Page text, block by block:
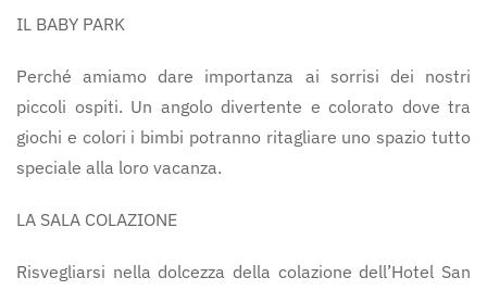
IL BABY PARK
Perché amiamo dare importanza ai sorrisi dei nostri
piccoli ospiti. Un angolo divertente e colorato dove tra
giochi e colori i bimbi potranno ritagliare uno spazio tutto
speciale alla loro vacanza.
LA SALA COLAZIONE
Risvegliarsi nella dolcezza della colazione dell’Hotel San